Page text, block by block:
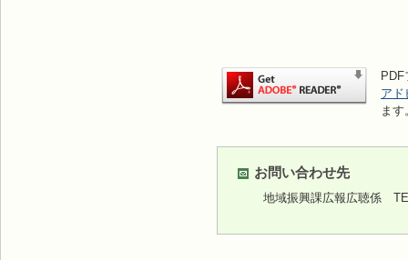
アド
ます
お問い合わせ先
地域振興課広報広聴係